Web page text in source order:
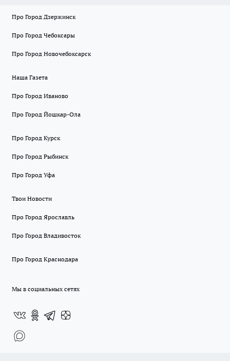
Про Город Дзержинск
Про Город Чебоксары
Про Город Новочебоксарск
Наша Газета
Про Город Иваново
Про Город Йошкар-Ола
Про Город Курск
Про Город Рыбинск
Про Город Уфа
Твои Новости
Про Город Ярославль
Про Город Владивосток
Про Город Краснодара
Мы в социальных сетях